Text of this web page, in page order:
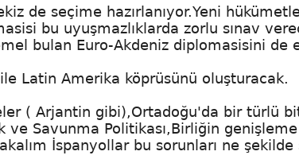
de seçime hazırlanıyor.Yeni
bu uyuşmazlıklarda zorlu sınav
bulan Euro-Akdeniz diplomasisini de
ile Latin Amerika köprüsünü oluşturacak.
( Arjantin gibi),Ortadoğu'da bir türlü
ve Savunma Politikası,Birliğin genişleme
İspanyollar bu sorunları ne şekilde